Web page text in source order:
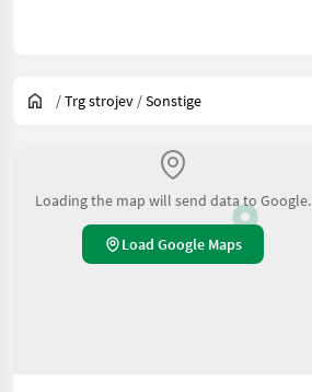
/Trg strojev /Sonstige
Loading the map will send data to Google.
Load Google Maps